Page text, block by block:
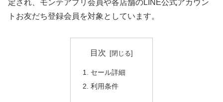
定され、モンテアプリ会員や各店舗のLINE公式アカウン
トお友だち登録会員を対象としています。
目次
セール詳細
利用条件